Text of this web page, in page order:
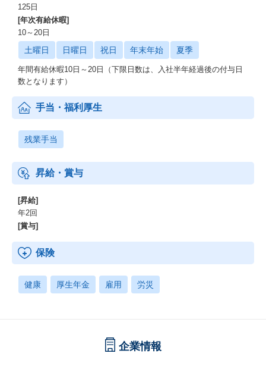
125日
[年次有給休暇]
10～20日
土曜日 日曜日 祝日 年末年始 夏季
年間有給休暇10日～20日（下限日数は、入社半年経過後の付与日
数となります）
手当・福利厚生
残業手当
昇給・賞与
[昇給]
年2回
[賞与]
保険
健康 厚生年金 雇用 労災
企業情報